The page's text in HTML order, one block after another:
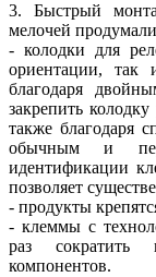
3. Быстрый
мелочей
- колодки для
ориентации,
благодаря
закрепить
также благодаря
обычным и
идентификации
позволяет
- продукты
- клеммы с
раз сократить
компонентов.